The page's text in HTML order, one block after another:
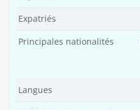
Expatriés
Principales nationalités
Langues